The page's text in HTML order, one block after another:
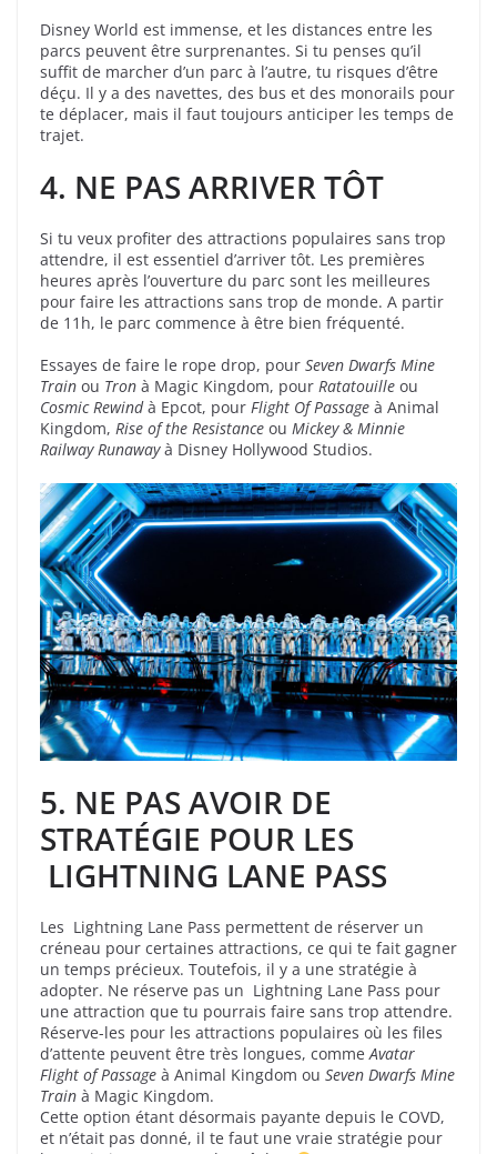
Disney World est immense, et les distances entre les
parcs peuvent être surprenantes. Si tu penses qu’il
suffit de marcher d’un parc à l’autre, tu risques d’être
déçu. Il y a des navettes, des bus et des monorails pour
te déplacer, mais il faut toujours anticiper les temps de
trajet.
4. NE PAS ARRIVER TÔT
Si tu veux profiter des attractions populaires sans trop
attendre, il est essentiel d’arriver tôt. Les premières
heures après l’ouverture du parc sont les meilleures
pour faire les attractions sans trop de monde. A partir
de 11h, le parc commence à être bien fréquenté.
Essayes de faire le rope drop, pour Seven Dwarfs Mine
Train ou Tron à Magic Kingdom, pour Ratatouille ou
Cosmic Rewindà Epcot, pour Flight Of Passage à Animal
Kingdom, Rise of the Resistance ou Mickey & Minnie
Railway Runawayà Disney Hollywood Studios.
5. NE PAS AVOIR DE
STRATÉGIE POUR LES
LIGHTNING LANE PASS
Les Lightning Lane Pass permettent de réserver un
créneau pour certaines attractions, ce qui te fait gagner
un temps précieux. Toutefois, il y a une stratégie à
adopter. Ne réserve pas un Lightning Lane Pass pour
une attraction que tu pourrais faire sans trop attendre.
Réserve-les pour les attractions populaires où les files
d’attente peuvent être très longues, commeAvatar
Flight of Passage à Animal Kingdom ou Seven Dwarfs Mine
Train à Magic Kingdom.
Cette option étant désormais payante depuis le COVD,
et n’était pas donné, il te faut une vraie stratégie pour